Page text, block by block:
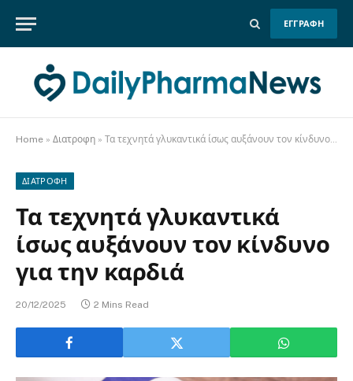
ΕΓΓΡΑΦΗ
Home » Διατροφη » Τα τεχνητά γλυκαντικά ίσως αυξάνουν τον κίνδυνο για την καρδιά
ΔΙΑΤΡΟΦΗ
Τα τεχνητά γλυκαντικά
ίσως αυξάνουν τον κίνδυνο
για την καρδιά
20/12/2025 2 Mins Read